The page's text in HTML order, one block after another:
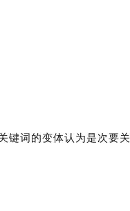
键词的变体认为是次要关